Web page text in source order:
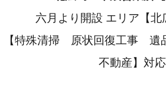
六月より開設 エリア【北
【特殊清掃 原状回復工事
不動産】対応